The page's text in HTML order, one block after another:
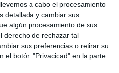
a cabo el procesamiento
detallada y cambiar sus
algún procesamiento de sus
derecho de rechazar tal
sus preferencias o retirar su
el botón "Privacidad" en la parte